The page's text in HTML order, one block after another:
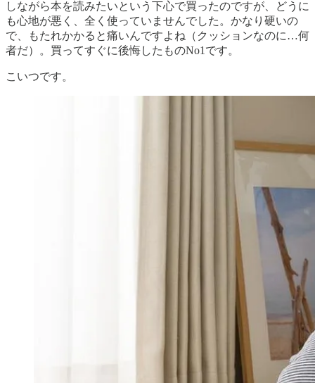
しながら本を読みたいという下心で買ったのですが、どうに
も心地が悪く、全く使っていませんでした。かなり硬いの
で、もたれかかると痛いんですよね（クッションなのに…何
者だ）。買ってすぐに後悔したものNo1です。
こいつです。